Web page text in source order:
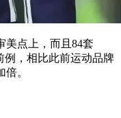
点上，而且84套
例，相比此前运动品牌
。